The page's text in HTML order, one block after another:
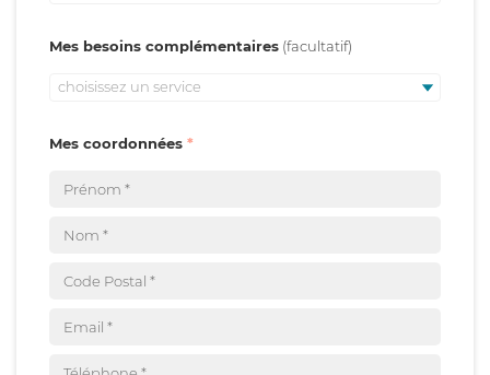
Mes besoins complémentaires
choisissez un service
Mes coordonnées